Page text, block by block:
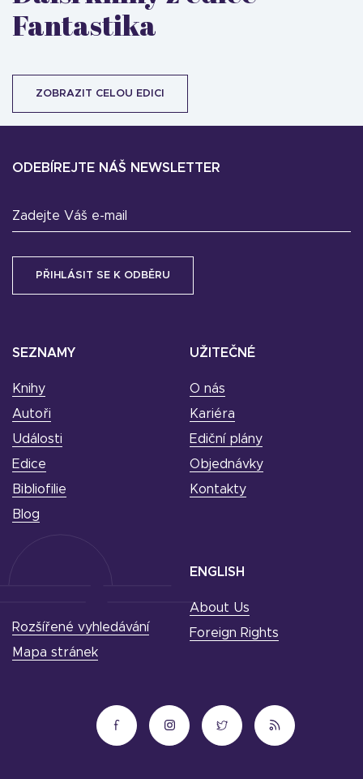
Fantastika
ZOBRAZIT CELOU EDICI
SEZNAMY
Knihy
Autoři
Události
Edice
Bibliofilie
Blog
UŽITEČNÉ
O nás
Kariéra
Ediční plány
Objednávky
Kontakty
ODEBÍREJTE NÁŠ NEWSLETTER
Zadejte Váš e-mail
ENGLISH
About Us
Foreign Rights
Rozšířené vyhledávání
Mapa stránek